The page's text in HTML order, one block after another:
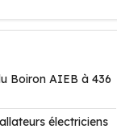
Boiron AIEB à 436
électriciens